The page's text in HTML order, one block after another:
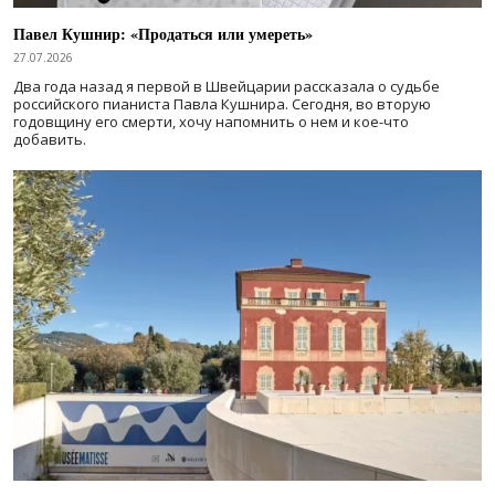
Павел Кушнир: «Продаться или умереть»
27.07.2026
Два года назад я первой в Швейцарии рассказала о судьбе
российского пианиста Павла Кушнира. Сегодня, во вторую
годовщину его смерти, хочу напомнить о нем и кое-что
добавить.